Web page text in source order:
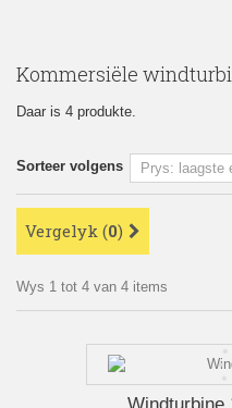
Kommersiële
Daar is 4 produkte.
Sorteer volgens
Vergelyk (0)
Wys 1 tot 4 van 4 items
Windturbine